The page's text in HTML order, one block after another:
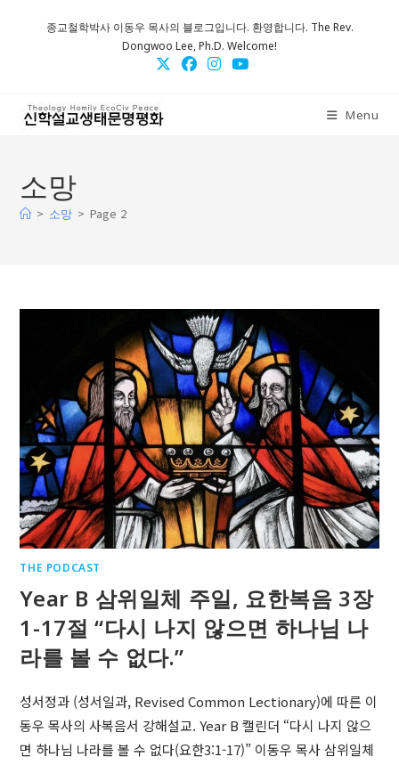
종교철학박사 이동우 목사의 블로그입니다. 환영합니다. The Rev.
Dongwoo Lee, Ph.D. Welcome!
Menu
소망
> 소망 > Page 2
THE PODCAST
Year B 삼위일체 주일, 요한복음 3장
1-17절 “다시 나지 않으면 하나님 나
라를 볼 수 없다.”
성서정과 (성서일과, Revised Common Lectionary)에 따른 이
동우 목사의 사복음서 강해설교. Year B 캘린더 “다시 나지 않으
면 하나님 나라를 볼 수 없다(요한3:1-17)” 이동우 목사 삼위일체